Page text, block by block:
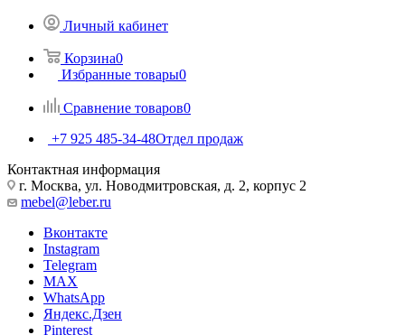
Личный кабинет
Корзина0
Избранные товары0
Сравнение товаров0
+7 925 485-34-48Отдел продаж
Контактная информация
г. Москва, ул. Новодмитровская, д. 2, корпус 2
mebel@leber.ru
Вконтакте
Instagram
Telegram
MAX
WhatsApp
Яндекс.Дзен
Pinterest